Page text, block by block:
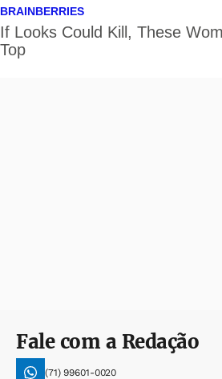
Fale com a Redação
(71) 99601-0020